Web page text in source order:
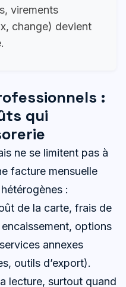
virements
change) devient
:
qui
ne se limitent pas à
facture mensuelle
:
de la carte, frais de
options
annexes
outils d’export).
lecture, surtout quand